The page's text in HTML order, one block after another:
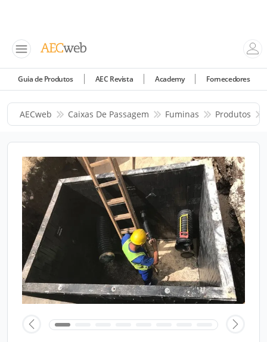
Guia de Produtos AEC Revista Academy Fornecedores
AECweb Caixas De Passagem Fuminas Produtos